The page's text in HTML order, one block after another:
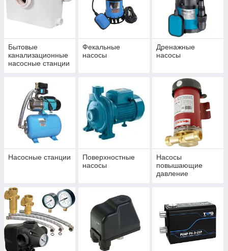
Бытовые
канализационные
насосные станции
Фекальные
насосы
Дренажные
насосы
Насосные станции
Поверхностные
насосы
Насосы
повышающие
давление